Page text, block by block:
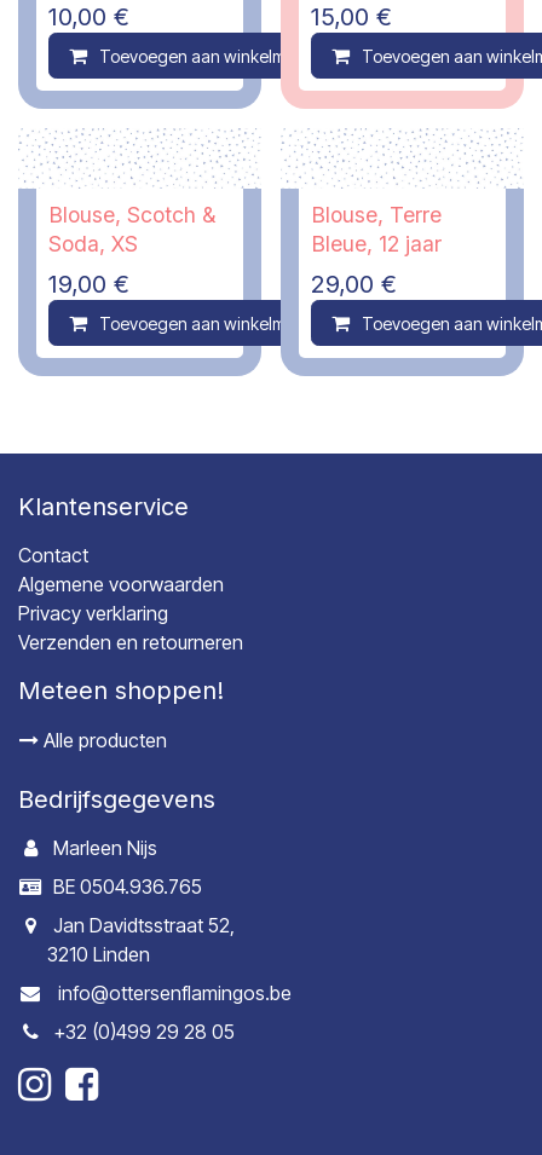
10,00 €
Toevoegen aan winkelmandje Compare
15,00 €
Toevoegen aan
Blouse, Scotch &
Soda, XS
19,00 €
Toevoegen aan winkelmandje Compare
Blouse, Terre
Bleue, 12 jaar
29,00 €
Toevoegen aan
Klantenservice
Contact
Algemene voorwaarden
Privacy verklaring
Verzenden en retourneren
Meteen shoppen!
Alle producten
Bedrijfsgegevens
Marleen Nijs
BE 0504.936.765
Jan Davidtsstraat 52,
3210 Linden
info@ottersenflamingos.be
+32 (0)499 29 28 05